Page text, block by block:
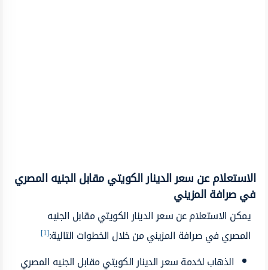
الاستعلام عن سعر الدينار الكويتي مقابل الجنيه المصري
في صرافة المزيني
يمكن الاستعلام عن سعر الدينار الكويتي مقابل الجنيه
المصري في صرافة المزيني من خلال الخطوات التالية:[1]
الذهاب لخدمة سعر الدينار الكويتي مقابل الجنيه المصري